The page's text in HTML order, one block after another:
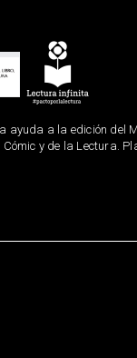
ayuda a la edición del
y de la Lectura.